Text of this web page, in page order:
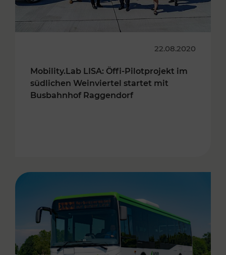
22.08.2020
Mobility.Lab LISA: Öffi-Pilotprojekt im
südlichen Weinviertel startet mit
Busbahnhof Raggendorf